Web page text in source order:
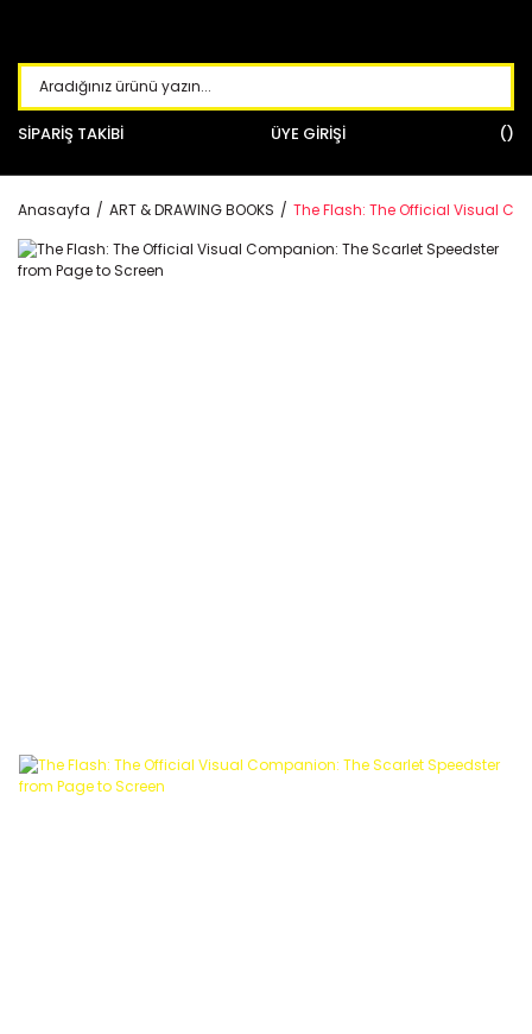
SİPARİŞ TAKİBİ ÜYE GİRİŞİ
Anasayfa ART & DRAWING BOOKS The Flash: The Official Visual